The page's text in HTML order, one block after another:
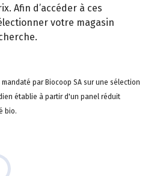
Afin d’accéder à ces
votre magasin
par Biocoop SA sur une sélection
établie à partir d'un panel réduit
bio.